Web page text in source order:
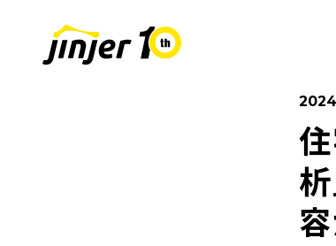
COMPANY
RECRUIT